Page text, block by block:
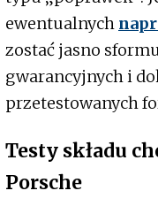
ewentualnych
zostać jasno
gwarancyjnych i
przetestowanych
Testy składu
Porsche